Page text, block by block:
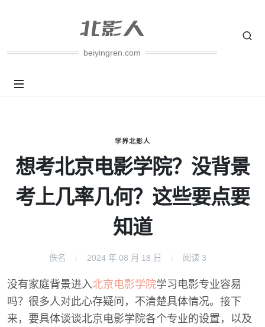
beiyingren.com
学界北影人
想考北京电影学院？没背景
考上几率几何？这些要点要
知道
佚名 2024 年 08 月 18 日 阅读 3
没有家庭背景进入北京电影学院学习电影专业容易
吗？很多人对此心存疑问，不清楚具体情况。接下
来，要具体谈谈北京电影学院各个专业的设置，以及